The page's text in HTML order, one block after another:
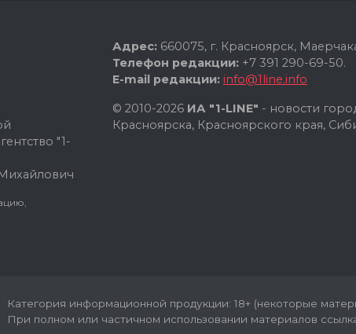
"1-
Адрес: 660075, г. Красноярск,
Телефон редакции: +7 391 290-69-50.
E-mail редакции: info@1line.info
© 2010-2026 ИА "1-LINE" - новости
Красноярска, Красноярского края,
Категория информационной продукции: 18+ (некоторые
При полном или частичном использовании материалов